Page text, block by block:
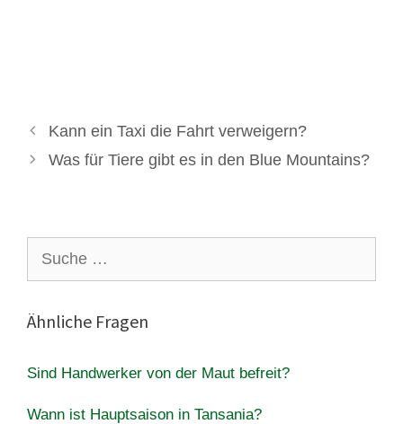
Kann ein Taxi die Fahrt verweigern?
Was für Tiere gibt es in den Blue Mountains?
nach:
Ähnliche Fragen
Sind Handwerker von der Maut befreit?
Wann ist Hauptsaison in Tansania?